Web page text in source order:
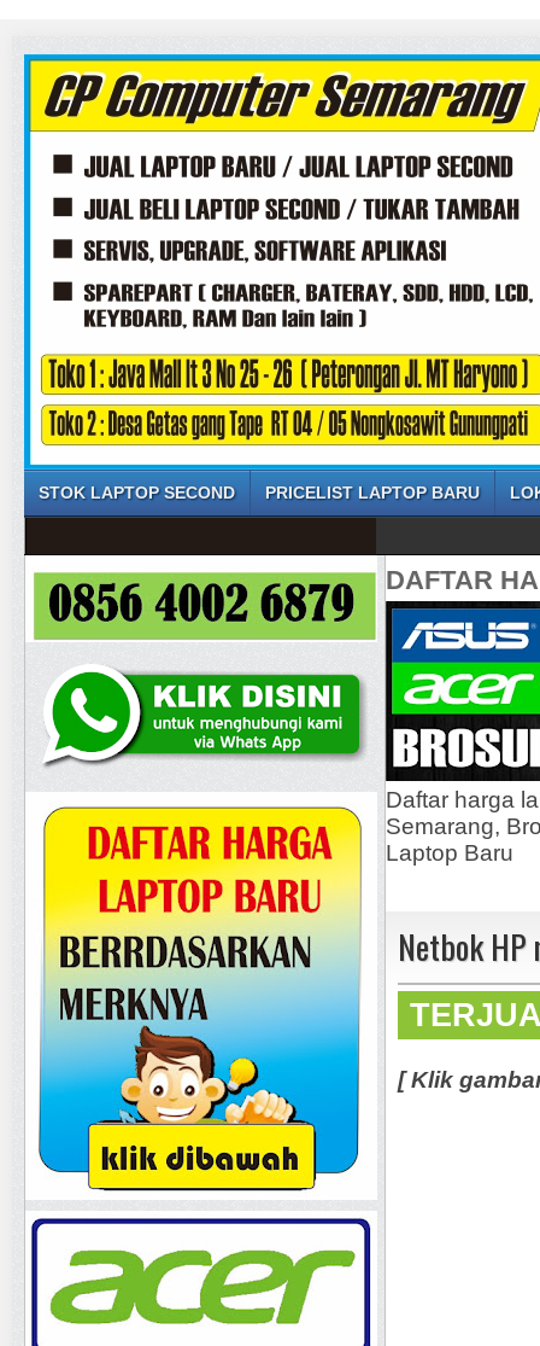
STOK LAPTOP SECOND PRICELIST LAPTOP BARU
DAFTAR
Daftar harga
Semarang,
Laptop Baru
Netbok
[ Klik